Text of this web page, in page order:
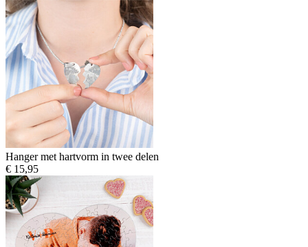
Hanger met hartvorm in twee delen
€ 15,95